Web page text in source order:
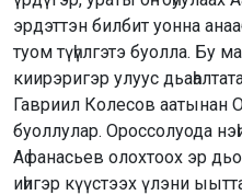
эрдэттэн билбит уонна
туом түһүлгэтэ буолла. Бу
киирэригэр улуус
Гавриил Колесов аатынан
буоллулар. Ороссолуода
Афанасьев олохтоох эр
иһигэр күүстээх үлэни